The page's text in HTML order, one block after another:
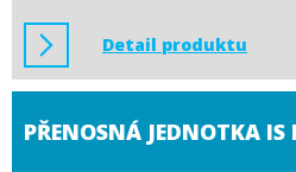
Detail produktu
PŘENOSNÁ JEDNOTKA IS